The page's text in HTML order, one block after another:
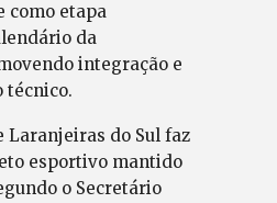
como etapa
da
integração e
técnico.
Laranjeiras do Sul faz
esportivo mantido
o Secretário